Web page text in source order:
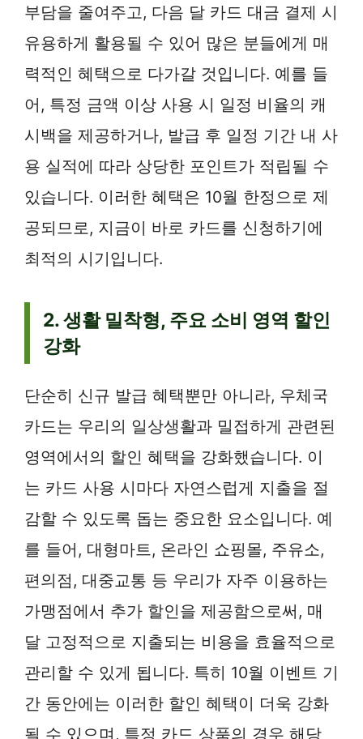
부담을 줄여주고, 다음 달 카드 대금 결제 시
유용하게 활용될 수 있어 많은 분들에게 매
력적인 혜택으로 다가갈 것입니다. 예를 들
어, 특정 금액 이상 사용 시 일정 비율의 캐
시백을 제공하거나, 발급 후 일정 기간 내 사
용 실적에 따라 상당한 포인트가 적립될 수
있습니다. 이러한 혜택은 10월 한정으로 제
공되므로, 지금이 바로 카드를 신청하기에
최적의 시기입니다.
2. 생활 밀착형, 주요 소비 영역 할인
강화
단순히 신규 발급 혜택뿐만 아니라, 우체국
카드는 우리의 일상생활과 밀접하게 관련된
영역에서의 할인 혜택을 강화했습니다. 이
는 카드 사용 시마다 자연스럽게 지출을 절
감할 수 있도록 돕는 중요한 요소입니다. 예
를 들어, 대형마트, 온라인 쇼핑몰, 주유소,
편의점, 대중교통 등 우리가 자주 이용하는
가맹점에서 추가 할인을 제공함으로써, 매
달 고정적으로 지출되는 비용을 효율적으로
관리할 수 있게 됩니다. 특히 10월 이벤트 기
간 동안에는 이러한 할인 혜택이 더욱 강화
될 수 있으며, 특정 카드 상품의 경우 해당